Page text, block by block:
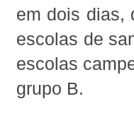
em dois dias,
escolas de
escolas
grupo B.